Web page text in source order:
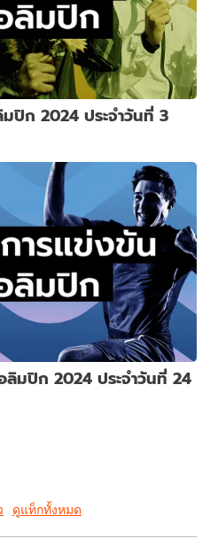
ปิก 2024 ประจำวันที่ 3
ลิมปิก 2024 ประจำวันที่ 24
ดูแท็กทั้งหมด